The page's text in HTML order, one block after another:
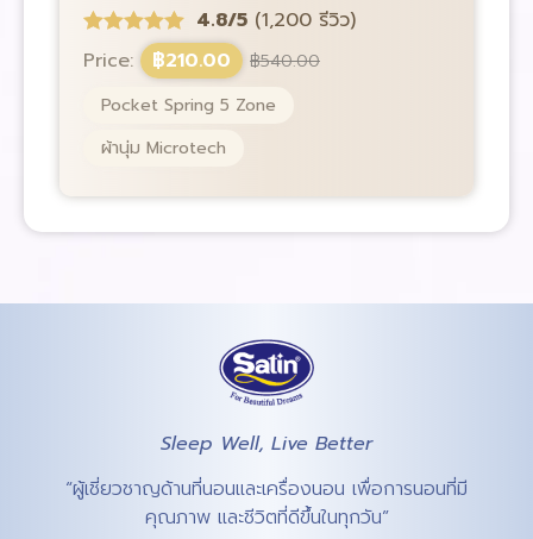
4.8/5 (1,200 รีวิว)
Price:
฿210.00 ฿540.00
Pocket Spring 5 Zone
ผ้านุ่ม Microtech
Sleep Well, Live Better
“ผู้เชี่ยวชาญด้านที่นอนและเครื่องนอน เพื่อการนอนที่มี
คุณภาพ และชีวิตที่ดีขึ้นในทุกวัน”